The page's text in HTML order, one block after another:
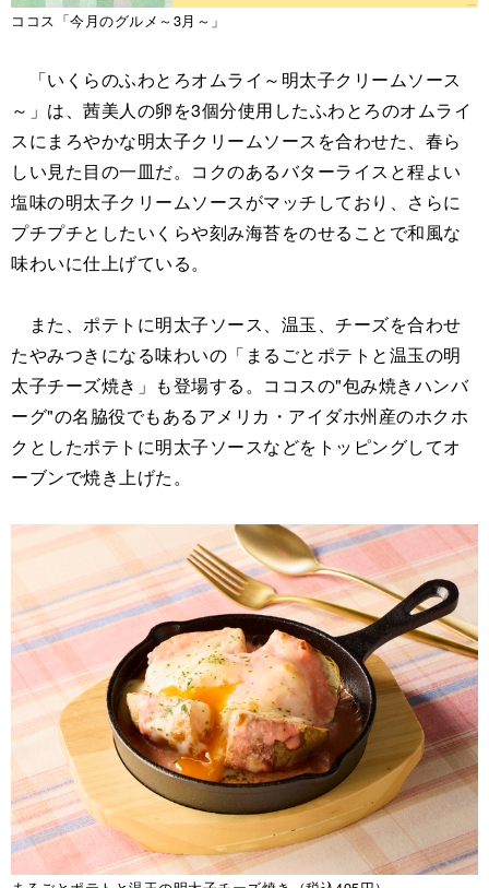
ココス「今月のグルメ～3月～」
「いくらのふわとろオムライ～明太子クリームソース
～」は、茜美人の卵を3個分使用したふわとろのオムライ
スにまろやかな明太子クリームソースを合わせた、春ら
しい見た目の一皿だ。コクのあるバターライスと程よい
塩味の明太子クリームソースがマッチしており、さらに
プチプチとしたいくらや刻み海苔をのせることで和風な
味わいに仕上げている。
また、ポテトに明太子ソース、温玉、チーズを合わせ
たやみつきになる味わいの「まるごとポテトと温玉の明
太子チーズ焼き」も登場する。ココスの"包み焼きハンバ
ーグ"の名脇役でもあるアメリカ・アイダホ州産のホクホ
クとしたポテトに明太子ソースなどをトッピングしてオ
ーブンで焼き上げた。